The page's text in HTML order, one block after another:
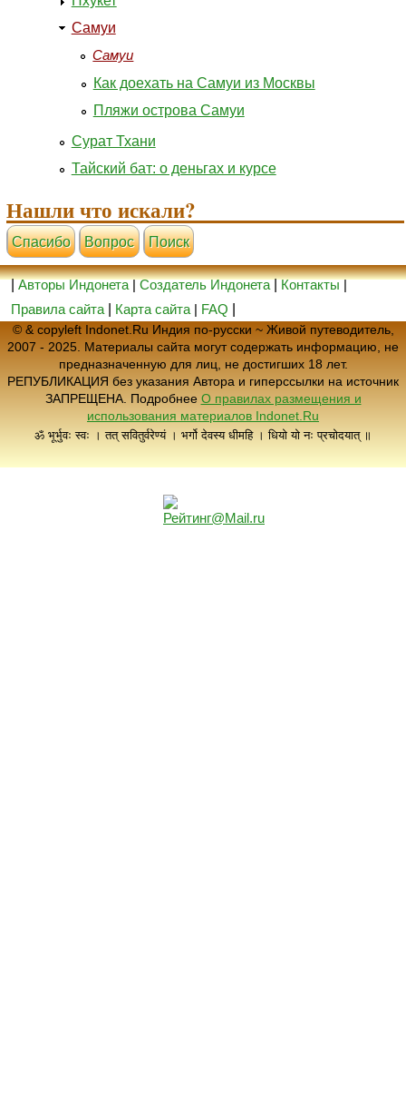
Самуи
Самуи
Как доехать на Самуи из Москвы
Пляжи острова Самуи
Сурат Тхани
Тайский бат: о деньгах и курсе
Нашли что искали?
Cпасибо Вопрос Поиск
|Авторы Индонета|Создатель Индонета|Контакты|
Правила сайта
Карта сайта | FAQ
© & copyleft Indonet.Ru Индия по-русски ~ Живой путеводитель,
2007 - 2025. Материалы сайта могут содержать информацию, не
предназначенную для лиц, не достигших 18 лет.
РЕПУБЛИКАЦИЯ без указания Автора и гиперссылки на источник
ЗАПРЕЩЕНА. Подробнее О правилах размещения и
использования материалов Indonet.Ru
ॐ भूर्भुवः स्वः । तत् सवितुर्वरेण्यं । भर्गो देवस्य धीमहि । धियो यो नः प्रचोदयात् ॥